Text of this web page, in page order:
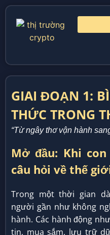
GIAI ĐOẠN 1:
THỨC TRONG
“Từ ngây thơ vận hành
Mở đầu: Khi
câu hỏi về thế
Trong một thời gian
người gần như không
hành. Các hành động
tin, mua sắm, lưu trữ